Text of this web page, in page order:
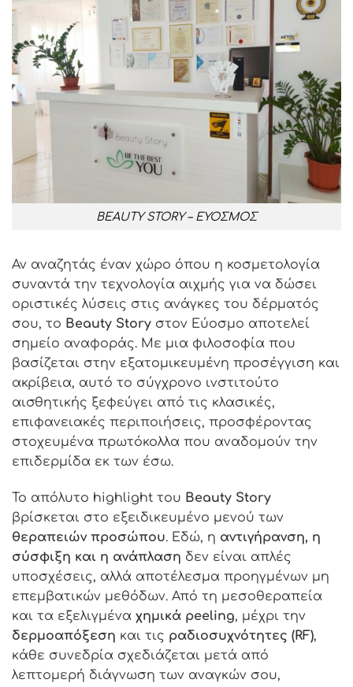
BEAUTY STORY – ΕΥΟΣΜΟΣ
Αν αναζητάς έναν χώρο όπου η κοσμετολογία
συναντά την τεχνολογία αιχμής για να δώσει
οριστικές λύσεις στις ανάγκες του δέρματός
σου, το Beauty Story στον Εύοσμο αποτελεί
σημείο αναφοράς. Με μια φιλοσοφία που
βασίζεται στην εξατομικευμένη προσέγγιση και
ακρίβεια, αυτό το σύγχρονο ινστιτούτο
αισθητικής ξεφεύγει από τις κλασικές,
επιφανειακές περιποιήσεις, προσφέροντας
στοχευμένα πρωτόκολλα που αναδομούν την
επιδερμίδα εκ των έσω.
Το απόλυτο highlight του Beauty Story
βρίσκεται στο εξειδικευμένο μενού των
θεραπειών προσώπου. Εδώ, η αντιγήρανση, η
σύσφιξη και η ανάπλαση δεν είναι απλές
υποσχέσεις, αλλά αποτέλεσμα προηγμένων μη
επεμβατικών μεθόδων. Από τη μεσοθεραπεία
και τα εξελιγμένα χημικά peeling, μέχρι την
δερμοαπόξεση και τις ραδιοσυχνότητες (RF),
κάθε συνεδρία σχεδιάζεται μετά από
λεπτομερή διάγνωση των αναγκών σου,